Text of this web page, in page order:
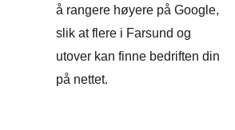
å rangere høyere på Google,
slik at flere i Farsund og
utover kan finne bedriften din
på nettet.